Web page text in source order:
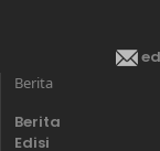
Berita
Berita
Edisi